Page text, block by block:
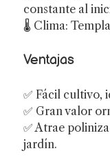
constante al
🌡️ Clima:
Ventajas
✅ Fácil cultivo,
✅ Gran valor
✅ Atrae
jardín.